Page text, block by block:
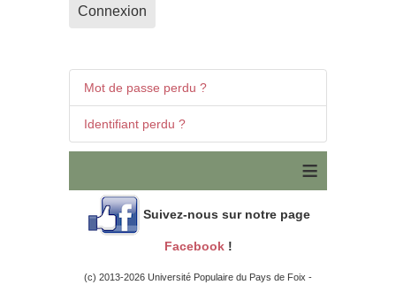
Connexion
Mot de passe perdu ?
Identifiant perdu ?
≡
Suivez-nous sur notre page
Facebook!
(c) 2013-2026 Université Populaire du Pays de Foix -